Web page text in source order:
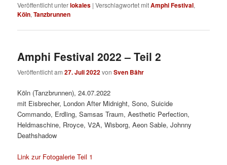
Veröffentlicht unterlokales |Verschlagwortet mitAmphi Festival,
Köln,Tanzbrunnen
Amphi Festival 2022 – Teil 2
Veröffentlicht am27. Juli 2022vonSven Bähr
Köln (Tanzbrunnen), 24.07.2022
mit Eisbrecher, London After Midnight, Sono, Suicide
Commando, Erdling, Samsas Traum, Aesthetic Perfection,
Heldmaschine, Rroyce, V2A, Wisborg, Aeon Sable, Johnny
Deathshadow
Link zur Fotogalerie Teil 1